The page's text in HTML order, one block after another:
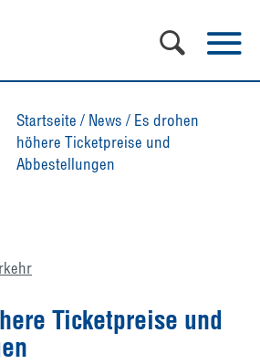
Startseite / News / Es drohen
höhere Ticketpreise und
Abbestellungen
Ticketpreise und